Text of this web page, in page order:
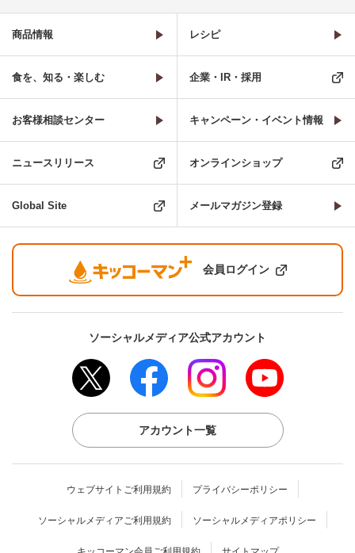
商品情報 レシピ
食を、知る・楽しむ 企業・IR・採用
お客様相談センター キャンペーン・イベント情報
ニュースリリース オンラインショップ
Global Site メールマガジン登録
会員ログイン
ソーシャルメディア公式アカウント
アカウント一覧
ウェブサイトご利用規約 プライバシーポリシー
ソーシャルメディアご利用規約 ソーシャルメディアポリシー